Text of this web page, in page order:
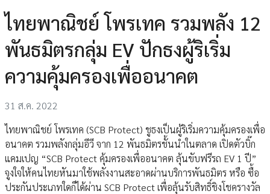
ไทยพาณิชย์ โพรเทค รวมพลัง 12
พันธมิตรกลุ่ม EV ปักธงผู้ริเริ่ม
ความคุ้มครองเพื่ออนาคต
31 ส.ค. 2022
ไทยพาณิชย์ โพรเทค (SCB Protect) ชูธงเป็นผู้ริเริ่มความคุ้มครองเพื่อ
อนาคต รวมพลังกลุ่มอีวี จาก 12 พันธมิตรชั้นนำในตลาด เปิดตัวบิ๊ก
แคมเปญ “SCB Protect คุ้มครองเพื่ออนาคต ลุ้นขับฟรีรถ EV 1 ปี”
จูงใจให้คนไทยหันมาใช้พลังงานสะอาดผ่านบริการพันธมิตร หรือ ซื้อ
ประกันประเภทใดก็ได้ผ่าน SCB Protect เพื่อลุ้นรับสิทธิ์ชิงโชครางวัล